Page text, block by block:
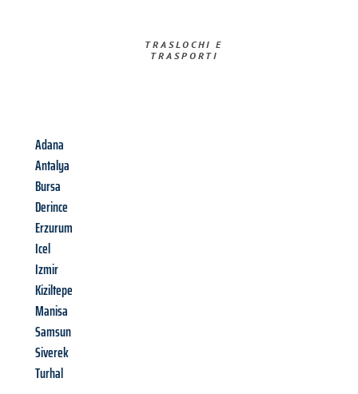
TRASLOCHI E
TRASPORTI​
Adana
Antalya
Bursa
Derince
Erzurum
Icel
Izmir
Kiziltepe
Manisa
Samsun
Siverek
Turhal